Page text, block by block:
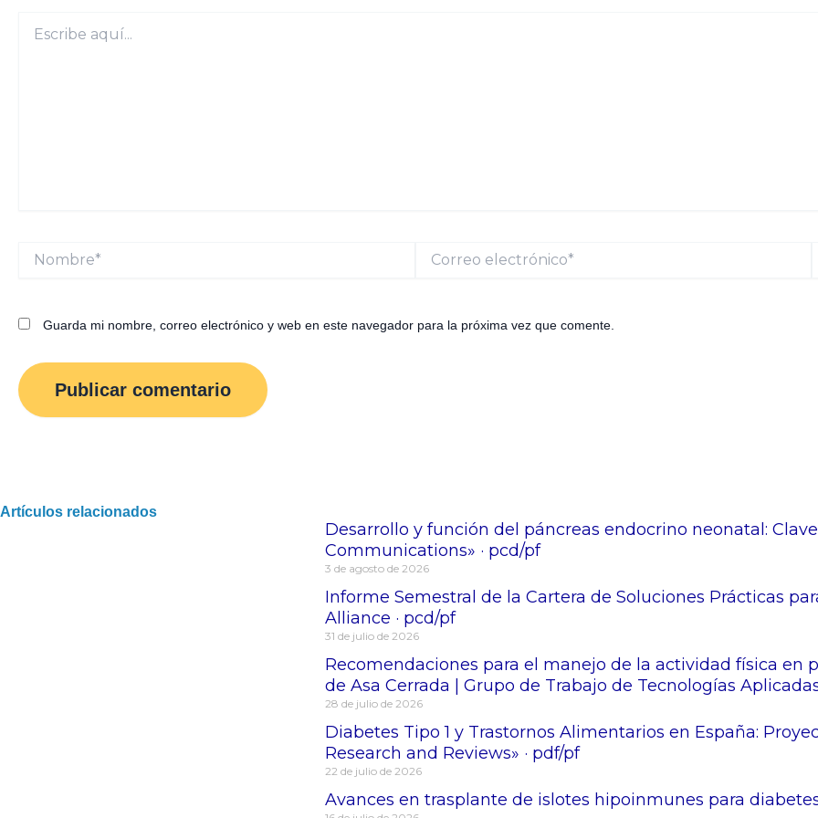
aquí...
electrónico*
Guarda mi nombre, correo electrónico y web en este navegador para la próxima vez que comente.
Artículos relacionados
Desarrollo y función del páncreas endocrino neonatal:
Communications» · pcd/pf
3 de agosto de 2026
Informe Semestral de la Cartera de Soluciones Prácticas
Alliance · pcd/pf
31 de julio de 2026
Recomendaciones para el manejo de la actividad física en
de Asa Cerrada | Grupo de Trabajo de Tecnologías
28 de julio de 2026
Diabetes Tipo 1 y Trastornos Alimentarios en España:
Research and Reviews» · pdf/pf
22 de julio de 2026
Avances en trasplante de islotes hipoinmunes para